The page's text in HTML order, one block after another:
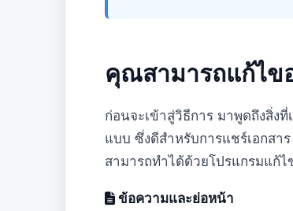
คุณสามารถแก้ไข
ก่อนจะเข้าสู่วิธีการ มาพูดถึงสิ่ง
แบบ ซึ่งดีสำหรับการแชร์เอกส
สามารถทำได้ด้วยโปรแกรมแก้ไ
ข้อความและย่อหน้า